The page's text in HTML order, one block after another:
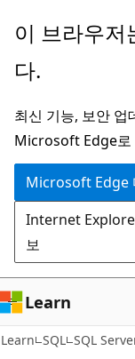
주
콘
츠
로
건
너
뛰
기
이 브라우저
다.
최신 기능, 보안 업
Microsoft Edge로
Microsoft Edge
Internet
보
Learn
Learn SQL SQL